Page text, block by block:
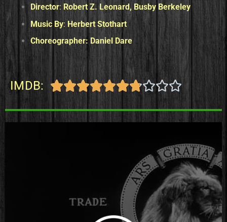
Director: Robert Z. Leonard, Busby Berkeley
Music By: Herbert Stothart
Choreographer: Daniel Dare
IMDB: 